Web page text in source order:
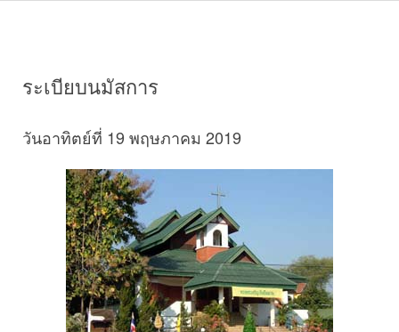
ระเบียบนมัสการ
วันอาทิตย์ที่ 19 พฤษภาคม 2019